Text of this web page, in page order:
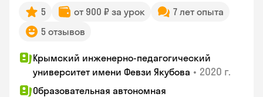
5 от 900 ₽ за урок
7 лет опыта
5 отзывов
Крымский инженерно-педагогический
университет имени Февзи Якубова • 2020 г.
Образовательная автономная